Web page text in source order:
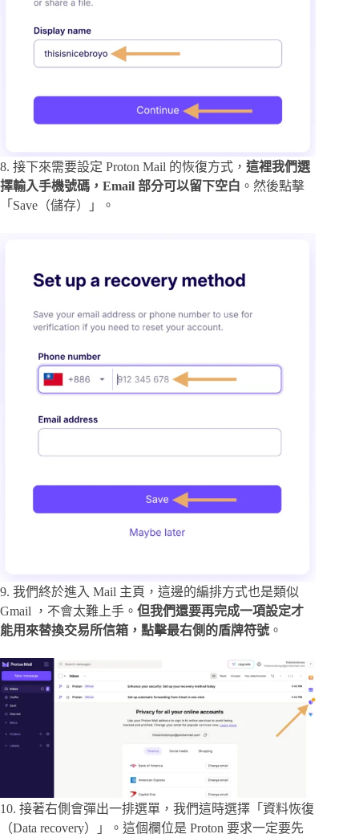
8. 接下來需要設定 Proton Mail 的恢復方式， 這裡我們選
擇輸入手機號碼，Email 部分可以留下空白 。然後點擊
「Save（儲存）」。
9. 我們終於進入 Mail 主頁，這邊的編排方式也是類似
Gmail ，不會太難上手。 但我們還要再完成一項設定才
能用來替換交易所信箱，點擊最右側的盾牌符號 。
10. 接著右側會彈出一排選單，我們這時選擇「資料恢復
（Data recovery）」。這個欄位是 Proton 要求一定要先